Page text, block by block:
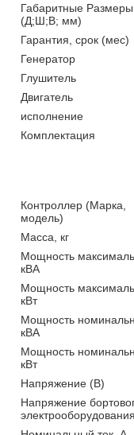
Габаритные Размеры
(Д;Ш;В; мм)
Гарантия, срок (мес)
Генератор
Глушитель
Двигатель
исполнение
Комплектация
Контроллер (Марка,
модель)
Масса, кг
Мощность
кВА
Мощность
кВт
Мощность
кВА
Мощность
кВт
Напряжение (В)
Напряжение